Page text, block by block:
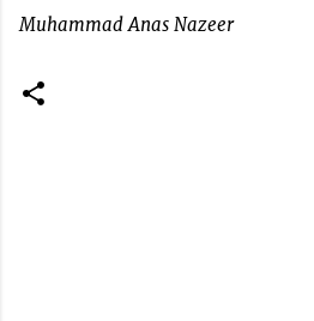
Muhammad Anas Nazeer